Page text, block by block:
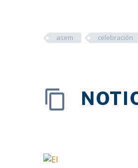
asem celebración